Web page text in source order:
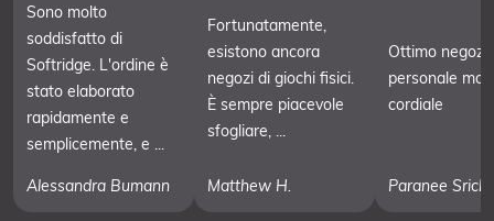
Sono molto
soddisfatto di
Softridge. L'ordine è
stato elaborato
rapidamente e
semplicemente, e ...
Alessandra Bumann
Fortunatamente,
esistono ancora
negozi di giochi fisici.
È sempre piacevole
sfogliare, ...
Matthew H.
Ottimo
personale
cordiale
Paranee